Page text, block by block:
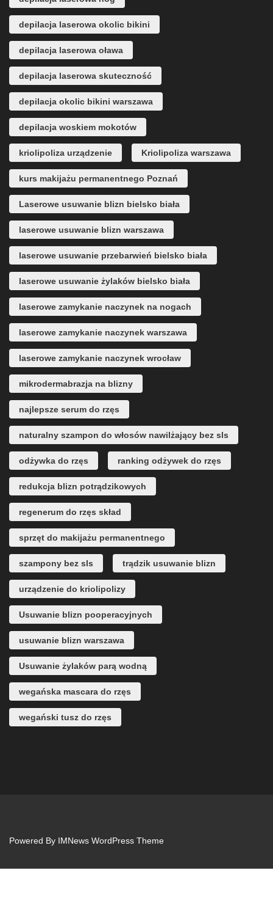
depilacja laserowa okolic bikini
depilacja laserowa oława
depilacja laserowa skuteczność
depilacja okolic bikini warszawa
depilacja woskiem mokotów
kriolipoliza urządzenie Kriolipoliza warszawa
kurs makijażu permanentnego Poznań
Laserowe usuwanie blizn bielsko biała
laserowe usuwanie blizn warszawa
laserowe usuwanie przebarwień bielsko biała
laserowe usuwanie żylaków bielsko biała
laserowe zamykanie naczynek na nogach
laserowe zamykanie naczynek warszawa
laserowe zamykanie naczynek wrocław
mikrodermabrazja na blizny
najlepsze serum do rzęs
naturalny szampon do włosów nawilżający bez sls
odżywka do rzęs ranking odżywek do rzęs
redukcja blizn potrądzikowych
regenerum do rzęs skład
sprzęt do makijażu permanentnego
szampony bez sls trądzik usuwanie blizn
urządzenie do kriolipolizy
Usuwanie blizn pooperacyjnych
usuwanie blizn warszawa
Usuwanie żylaków parą wodną
wegańska mascara do rzęs
wegański tusz do rzęs
Powered By IMNews WordPress Theme